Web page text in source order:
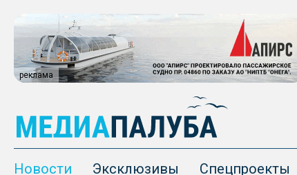
реклама
Новости Эксклюзивы Спецпроекты